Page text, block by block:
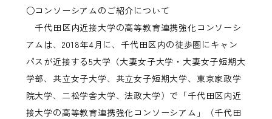
○コンソーシアムのご紹介について
千代田区内近接大学の高等教育連携強化コンソーシ
アムは、2018年4月に、千代田区内の徒歩圏にキャン
パスが近接する5大学（大妻女子大学・大妻女子短期大
学部、共立女子大学、共立女子短期大学、東京家政学
院大学、二松学舎大学、法政大学）で「千代田区内近
接大学の高等教育連携強化コンソーシアム」（千代田